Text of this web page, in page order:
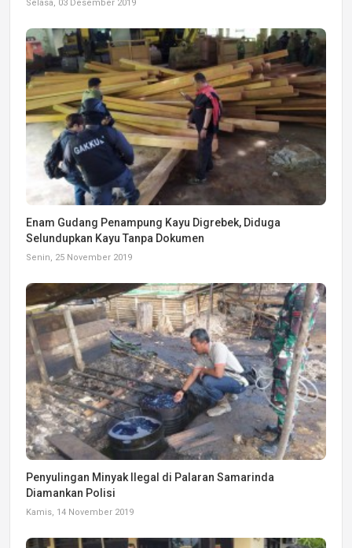
Selasa, 03 Desember 2019
Enam Gudang Penampung Kayu Digrebek, Diduga
Selundupkan Kayu Tanpa Dokumen
Senin, 25 November 2019
Penyulingan Minyak Ilegal di Palaran Samarinda
Diamankan Polisi
Kamis, 14 November 2019